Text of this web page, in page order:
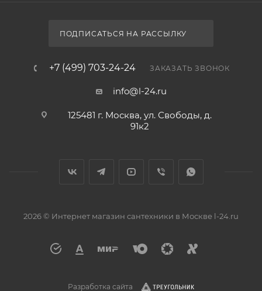
ПОДПИСАТЬСЯ НА РАССЫЛКУ
+7 (499) 703-24-24 ЗАКАЗАТЬ ЗВОНОК
info@l-24.ru
125481 г. Москва, ул. Свободы, д.
91к2
2026 © Интернет магазин сантехники в Москве l-24.ru
Разработка сайта